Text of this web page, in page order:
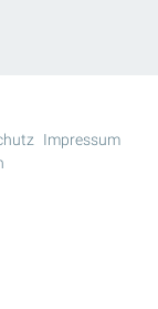
Impressum